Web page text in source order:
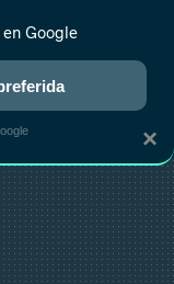
RANKINGS CINE
×
Google